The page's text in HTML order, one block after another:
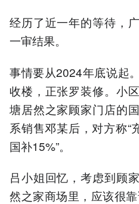
经历了近一年的等待，
一审结果。
事情要从2024年底说起
收楼，正张罗装修。小
塘居然之家顾家门店的
系销售邓某后，对方称“
国补15%”。
吕小姐回忆，考虑到顾
然之家商场里，应该很